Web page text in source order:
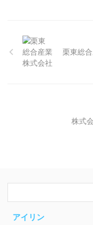
栗東総
株式
アイリン